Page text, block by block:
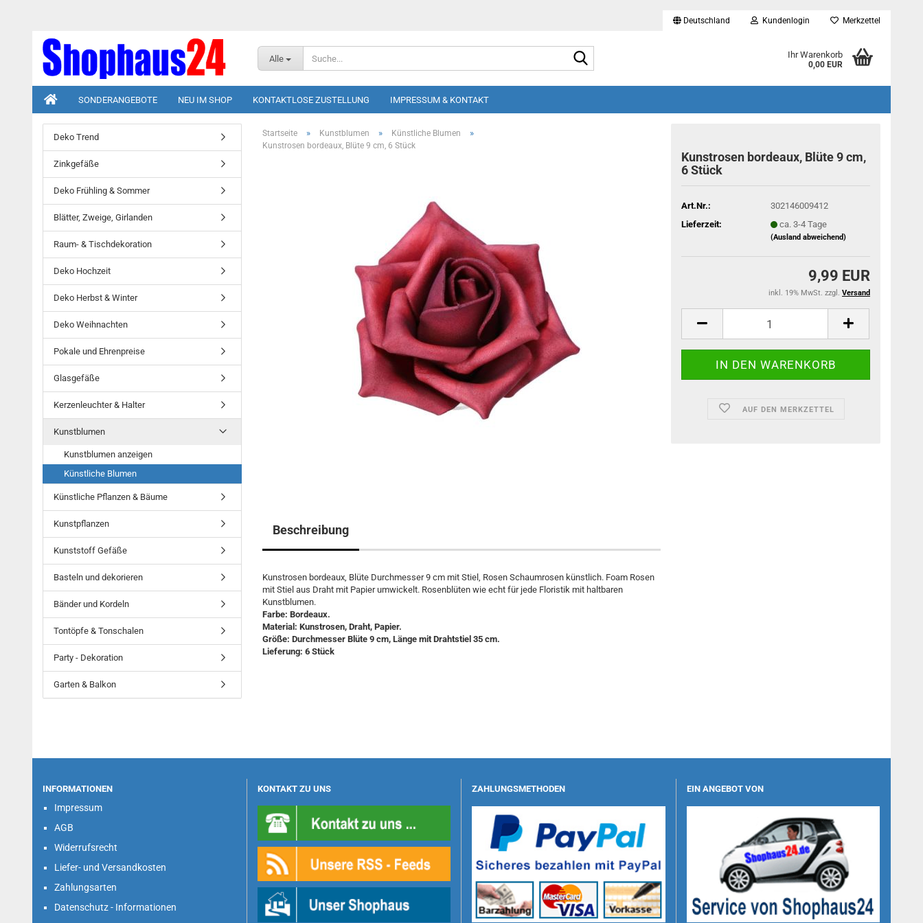
Deutschland Kundenlogin Merkzettel
Alle Ihr Warenkorb
0,00 EUR
SONDERANGEBOTE NEU IM SHOP KONTAKTLOSE ZUSTELLUNG IMPRESSUM & KONTAKT
Startseite » Kunstblumen » Künstliche Blumen »
Kunstrosen bordeaux, Blüte 9 cm, 6 Stück
Kunstrosen bordeaux, Blüte 9 cm,
6 Stück
Art.Nr.:
302146009412
Lieferzeit:
ca. 3-4 Tage
(Ausland abweichend)
9,99 EUR
inkl. 19% MwSt. zzgl. Versand
AUF DEN MERKZETTEL
Beschreibung
Kunstrosen bordeaux, Blüte Durchmesser 9 cm mit Stiel, Rosen Schaumrosen künstlich. Foam Rosen
mit Stiel aus Draht mit Papier umwickelt. Rosenblüten wie echt für jede Floristik mit haltbaren
Kunstblumen.
Farbe: Bordeaux.
Material: Kunstrosen, Draht, Papier.
Größe: Durchmesser Blüte 9 cm, Länge mit Drahtstiel 35 cm.
Lieferung: 6 Stück
Deko Trend
Zinkgefäße
Deko Frühling & Sommer
Blätter, Zweige, Girlanden
Raum- & Tischdekoration
Deko Hochzeit
Deko Herbst & Winter
Deko Weihnachten
Pokale und Ehrenpreise
Glasgefäße
Kerzenleuchter & Halter
Kunstblumen
Kunstblumen anzeigen
Künstliche Blumen
Künstliche Pflanzen & Bäume
Kunstpflanzen
Kunststoff Gefäße
Basteln und dekorieren
Bänder und Kordeln
Tontöpfe & Tonschalen
Party - Dekoration
Garten & Balkon
INFORMATIONEN
Impressum
AGB
Widerrufsrecht
Liefer- und Versandkosten
Zahlungsarten
Datenschutz - Informationen
KONTAKT ZU UNS ZAHLUNGSMETHODEN EIN ANGEBOT VON